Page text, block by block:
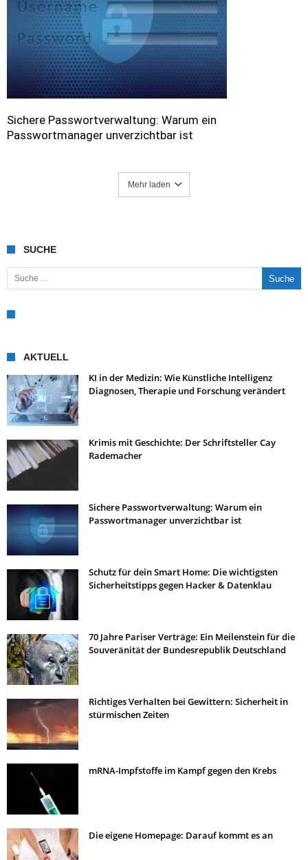
Sichere Passwortverwaltung: Warum ein
Passwortmanager unverzichtbar ist
Mehr laden
SUCHE
Suche nach:
AKTUELL
KI in der Medizin: Wie Künstliche Intelligenz
Diagnosen, Therapie und Forschung verändert
Krimis mit Geschichte: Der Schriftsteller Cay
Rademacher
Sichere Passwortverwaltung: Warum ein
Passwortmanager unverzichtbar ist
Schutz für dein Smart Home: Die wichtigsten
Sicherheitstipps gegen Hacker & Datenklau
70 Jahre Pariser Verträge: Ein Meilenstein für die
Souveränität der Bundesrepublik Deutschland
Richtiges Verhalten bei Gewittern: Sicherheit in
stürmischen Zeiten
mRNA-Impfstoffe im Kampf gegen den Krebs
Die eigene Homepage: Darauf kommt es an